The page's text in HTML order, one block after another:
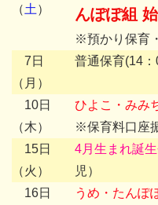
（土 ）
んぽぽ組
※預かり保育
7日
（月）
普通保育(14
10日
（木）
ひよこ・みみ
※保育料口座
15日
（火）
4月生まれ誕
児）
16日
うめ・たんぽ